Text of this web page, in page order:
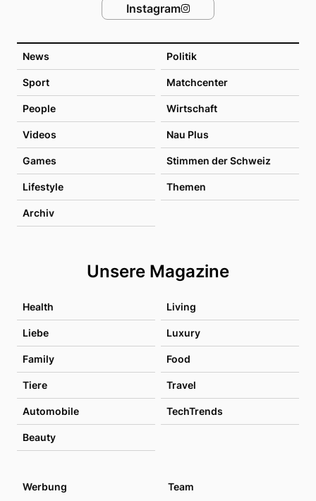
News Politik
Sport Matchcenter
People Wirtschaft
Videos Nau Plus
Games Stimmen der Schweiz
Lifestyle Themen
Archiv
Unsere Magazine
Health Living
Liebe Luxury
Family Food
Tiere Travel
Automobile TechTrends
Beauty
Instagram
Werbung Team